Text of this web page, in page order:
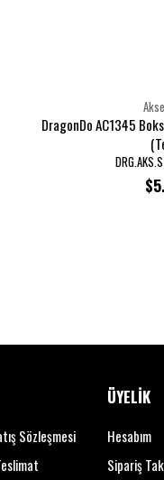
DragonDo AC1345
Sözleşmesi
ÜYELİK
Hesabım
Sipariş